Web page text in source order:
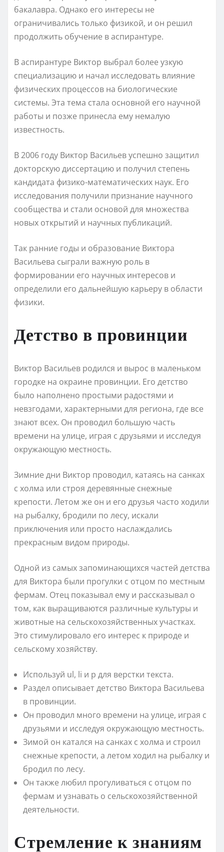
бакалавра. Однако его интересы не
ограничивались только физикой, и он решил
продолжить обучение в аспирантуре.
В аспирантуре Виктор выбрал более узкую
специализацию и начал исследовать влияние
физических процессов на биологические
системы. Эта тема стала основной его научной
работы и позже принесла ему немалую
известность.
В 2006 году Виктор Васильев успешно защитил
докторскую диссертацию и получил степень
кандидата физико-математических наук. Его
исследования получили признание научного
сообщества и стали основой для множества
новых открытий и научных публикаций.
Так ранние годы и образование Виктора
Васильева сыграли важную роль в
формировании его научных интересов и
определили его дальнейшую карьеру в области
физики.
Детство в провинции
Виктор Васильев родился и вырос в маленьком
городке на окраине провинции. Его детство
было наполнено простыми радостями и
невзгодами, характерными для региона, где все
знают всех. Он проводил большую часть
времени на улице, играя с друзьями и исследуя
окружающую местность.
Зимние дни Виктор проводил, катаясь на санках
с холма или строя деревянные снежные
крепости. Летом же он и его друзья часто ходили
на рыбалку, бродили по лесу, искали
приключения или просто наслаждались
прекрасным видом природы.
Одной из самых запоминающихся частей детства
для Виктора были прогулки с отцом по местным
фермам. Отец показывал ему и рассказывал о
том, как выращиваются различные культуры и
животные на сельскохозяйственных участках.
Это стимулировало его интерес к природе и
сельскому хозяйству.
Используй ul, li и p для верстки текста.
Раздел описывает детство Виктора Васильева
в провинции.
Он проводил много времени на улице, играя с
друзьями и исследуя окружающую местность.
Зимой он катался на санках с холма и строил
снежные крепости, а летом ходил на рыбалку и
бродил по лесу.
Он также любил прогуливаться с отцом по
фермам и узнавать о сельскохозяйственной
деятельности.
Стремление к знаниям